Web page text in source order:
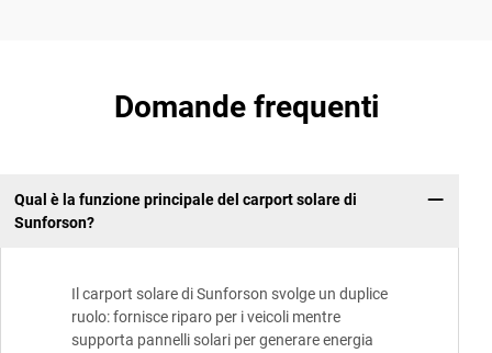
Domande frequenti
Qual è la funzione principale del carport solare di
Sunforson?
Il carport solare di Sunforson svolge un duplice
ruolo: fornisce riparo per i veicoli mentre
supporta pannelli solari per generare energia